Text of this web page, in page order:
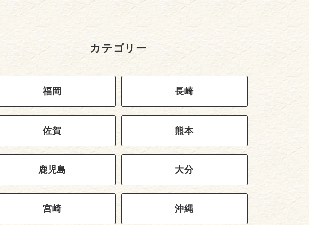
カテゴリー
福岡 長崎
佐賀 熊本
鹿児島 大分
宮崎 沖縄